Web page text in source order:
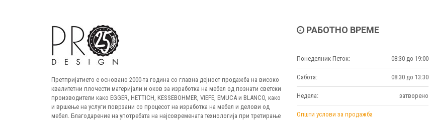
Претпријатието е основано 2000-та година со главна дејност продажба на високо
квалитетни плочести материјали и оков за изработка на мебел од познати светски
производители како EGGER, HETTICH, KESSEBOHMER, VIEFE, EMUCA и BLANCO, како
и вршење на услуги поврзани со процесот на изработка на мебел и делови од
мебел. Благодарение на употребата на најсовремената технологија при третирање
РАБОТНО ВРЕМЕ
Понеделник-Петок: 08:30 до 19:00
Сабота: 08:30 до 13:30
Недела: затворено
Општи услови за продажба